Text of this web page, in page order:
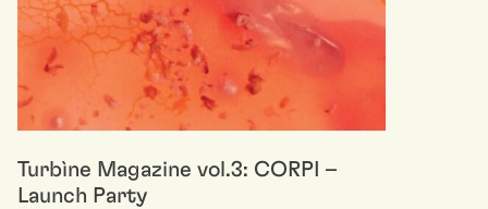
Turbìne Magazine vol.3: CORPI –
Launch Party